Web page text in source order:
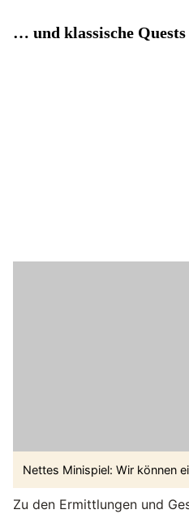
… und klassische Quests
Nettes Minispiel: Wir können
Zu den Ermittlungen und